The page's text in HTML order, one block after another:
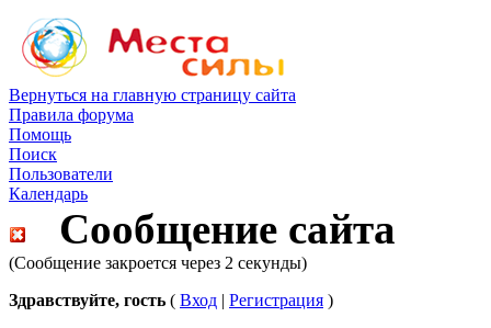
Вернуться на главную страницу сайта
Правила форума
Помощь
Поиск
Пользователи
Календарь
Сообщение сайта
(Сообщение закроется через 2 секунды)
Здравствуйте, гость ( Вход | Регистрация )